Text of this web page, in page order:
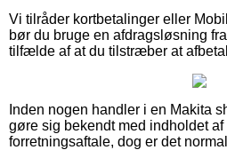
Vi tilråder kortbetalinger eller
bør du bruge en afdragsløsning
tilfælde af at du tilstræber at
Inden nogen handler i en Makita
gøre sig bekendt med indholdet
forretningsaftale, dog er det